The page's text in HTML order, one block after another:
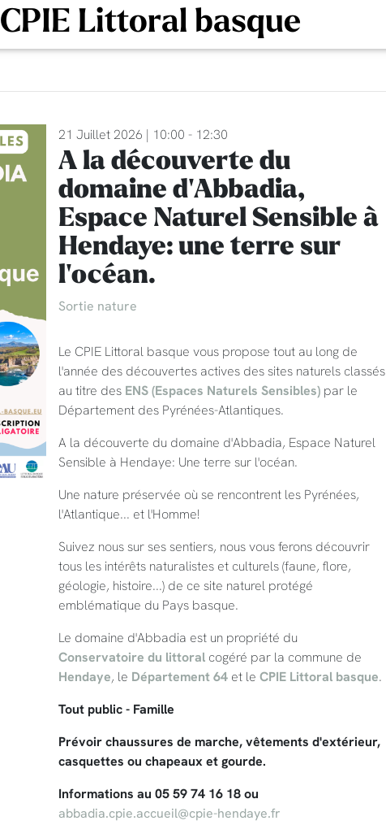
CPIE Littoral basque
21 Juillet 2026 | 10:00 - 12:30
A la découverte du
domaine d'Abbadia,
Espace Naturel Sensible à
Hendaye: une terre sur
l'océan.
Sortie nature
Le CPIE Littoral basque vous propose tout au long de
l'année des découvertes actives des sites naturels classés
au titre des ENS (Espaces Naturels Sensibles)par le
Département des Pyrénées-Atlantiques.
A la découverte du domaine d'Abbadia, Espace Naturel
Sensible à Hendaye: Une terre sur l'océan.
Une nature préservée où se rencontrent les Pyrénées,
l'Atlantique... et l'Homme!
Suivez nous sur ses sentiers, nous vous ferons découvrir
tous les intérêts naturalistes et culturels (faune, flore,
géologie, histoire...) de ce site naturel protégé
emblématique du Pays basque.
Le domaine d'Abbadia est un propriété du
Conservatoire du littoralcogéré par la commune de
Hendaye, le Département 64et le CPIE Littoral basque.
Tout public - Famille
Prévoir chaussures de marche, vêtements d'extérieur,
casquettes ou chapeaux et gourde.
Informations au 05 59 74 16 18 ou
abbadia.cpie.accueil@cpie-hendaye.fr